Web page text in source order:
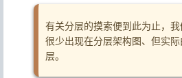
有关分层的摸索便到此为止，
很少出现在分层架构图、但实
层。